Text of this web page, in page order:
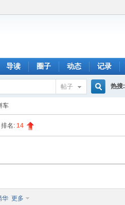
导读 圈子 动态 记录
帖子 热搜:
车
排名: 14
华 更多